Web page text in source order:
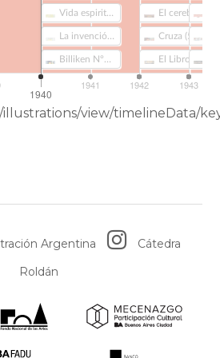
Cruza (592)
1940
1941 1942 1943
view/timelineData/
Argentina
Cátedra
Roldán